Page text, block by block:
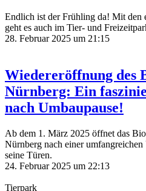
Endlich ist der Frühling da! Mit den
geht es auch im Tier- und
28. Februar 2025 um 21:15
Wiedereröffnung des
Nürnberg: Ein
nach Umbaupause!
Ab dem 1. März 2025 öffnet das
Nürnberg nach einer
seine Türen.
24. Februar 2025 um 22:13
Tierpark